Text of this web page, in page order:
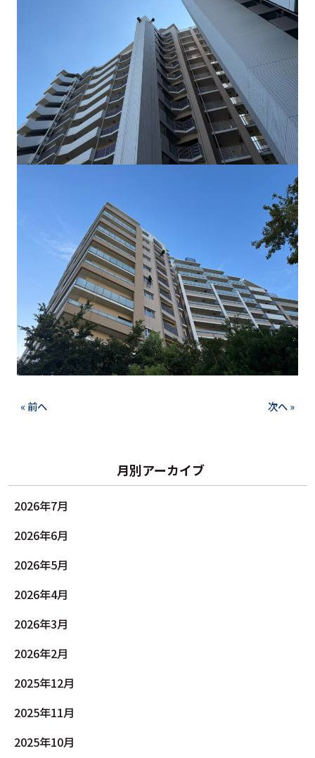
« 前へ 次へ »
月別アーカイブ
2026年7月
2026年6月
2026年5月
2026年4月
2026年3月
2026年2月
2025年12月
2025年11月
2025年10月